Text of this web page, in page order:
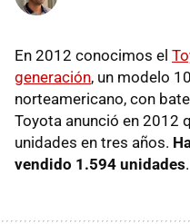
En 2012 conocimos el
generación, un modelo
norteamericano, con
Toyota anunció en 2012
unidades en tres años.
vendido 1.594 unidades.